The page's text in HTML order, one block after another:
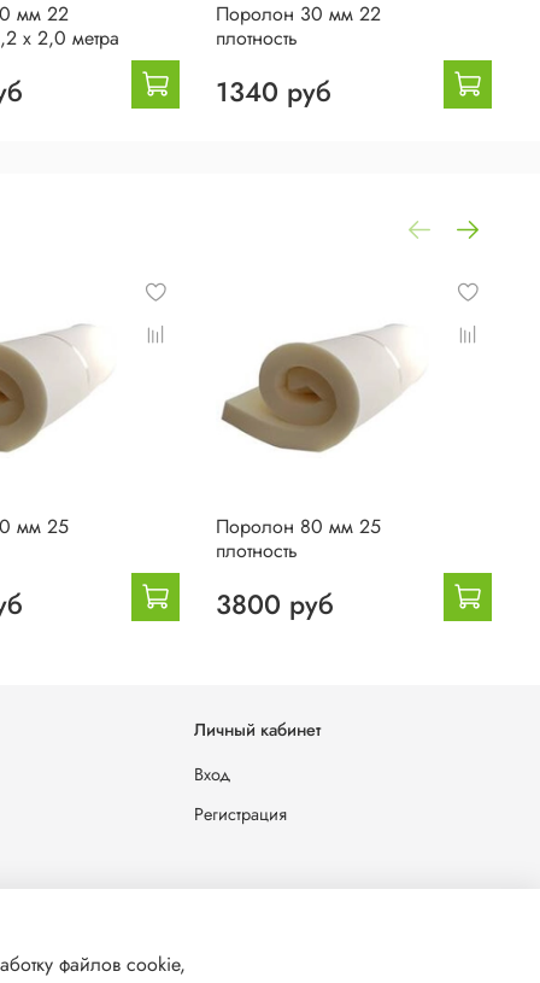
мм 22
х 2,0 метра
Поролон 30 мм 22
плотность
1340 руб
мм 25
Поролон 80 мм 25
плотность
3800 руб
Личный кабинет
Вход
Регистрация
файлов cookie,